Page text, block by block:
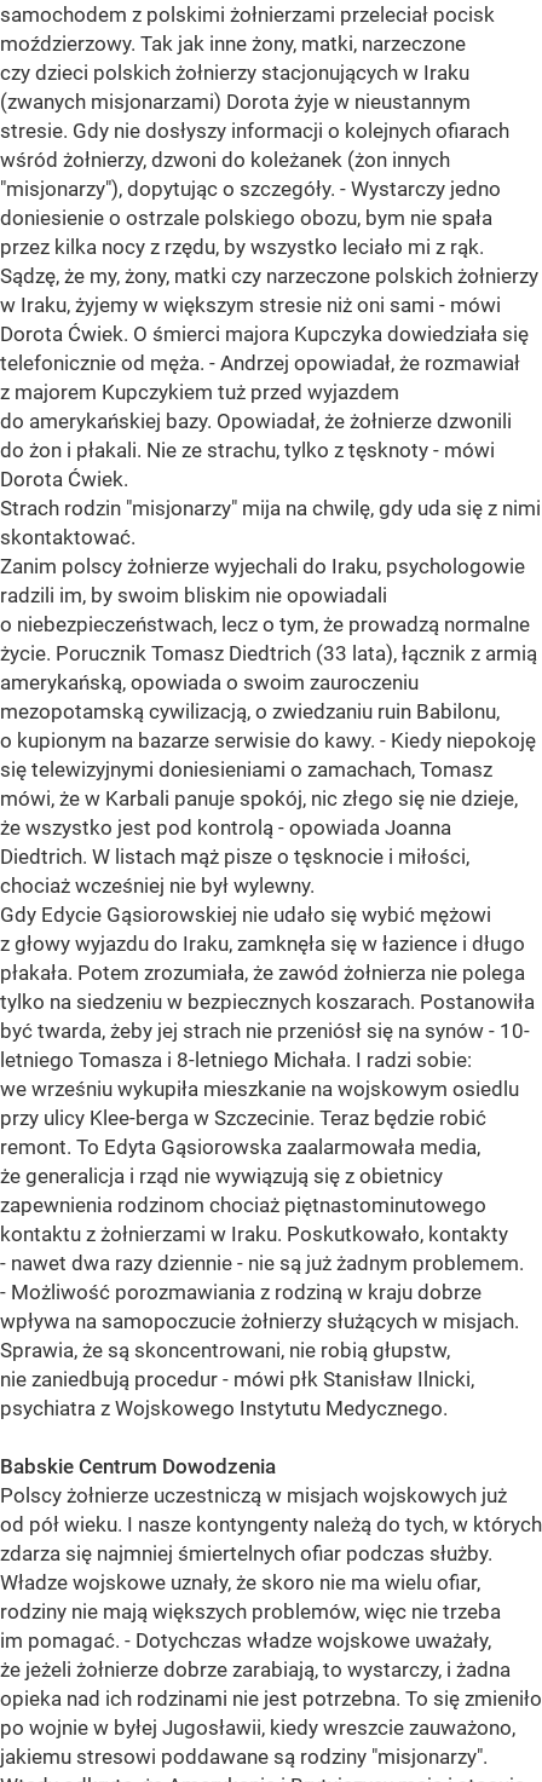
samochodem z polskimi żołnierzami przeleciał pocisk
moździerzowy. Tak jak inne żony, matki, narzeczone
czy dzieci polskich żołnierzy stacjonujących w Iraku
(zwanych misjonarzami) Dorota żyje w nieustannym
stresie. Gdy nie dosłyszy informacji o kolejnych ofiarach
wśród żołnierzy, dzwoni do koleżanek (żon innych
"misjonarzy"), dopytując o szczegóły. - Wystarczy jedno
doniesienie o ostrzale polskiego obozu, bym nie spała
przez kilka nocy z rzędu, by wszystko leciało mi z rąk.
Sądzę, że my, żony, matki czy narzeczone polskich żołnierzy
w Iraku, żyjemy w większym stresie niż oni sami - mówi
Dorota Ćwiek. O śmierci majora Kupczyka dowiedziała się
telefonicznie od męża. - Andrzej opowiadał, że rozmawiał
z majorem Kupczykiem tuż przed wyjazdem
do amerykańskiej bazy. Opowiadał, że żołnierze dzwonili
do żon i płakali. Nie ze strachu, tylko z tęsknoty - mówi
Dorota Ćwiek.
Strach rodzin "misjonarzy" mija na chwilę, gdy uda się z nimi
skontaktować.
Zanim polscy żołnierze wyjechali do Iraku, psychologowie
radzili im, by swoim bliskim nie opowiadali
o niebezpieczeństwach, lecz o tym, że prowadzą normalne
życie. Porucznik Tomasz Diedtrich (33 lata), łącznik z armią
amerykańską, opowiada o swoim zauroczeniu
mezopotamską cywilizacją, o zwiedzaniu ruin Babilonu,
o kupionym na bazarze serwisie do kawy. - Kiedy niepokoję
się telewizyjnymi doniesieniami o zamachach, Tomasz
mówi, że w Karbali panuje spokój, nic złego się nie dzieje,
że wszystko jest pod kontrolą - opowiada Joanna
Diedtrich. W listach mąż pisze o tęsknocie i miłości,
chociaż wcześniej nie był wylewny.
Gdy Edycie Gąsiorowskiej nie udało się wybić mężowi
z głowy wyjazdu do Iraku, zamknęła się w łazience i długo
płakała. Potem zrozumiała, że zawód żołnierza nie polega
tylko na siedzeniu w bezpiecznych koszarach. Postanowiła
być twarda, żeby jej strach nie przeniósł się na synów - 10-
letniego Tomasza i 8-letniego Michała. I radzi sobie:
we wrześniu wykupiła mieszkanie na wojskowym osiedlu
przy ulicy Klee-berga w Szczecinie. Teraz będzie robić
remont. To Edyta Gąsiorowska zaalarmowała media,
że generalicja i rząd nie wywiązują się z obietnicy
zapewnienia rodzinom chociaż piętnastominutowego
kontaktu z żołnierzami w Iraku. Poskutkowało, kontakty
- nawet dwa razy dziennie - nie są już żadnym problemem.
- Możliwość porozmawiania z rodziną w kraju dobrze
wpływa na samopoczucie żołnierzy służących w misjach.
Sprawia, że są skoncentrowani, nie robią głupstw,
nie zaniedbują procedur - mówi płk Stanisław Ilnicki,
psychiatra z Wojskowego Instytutu Medycznego.
Babskie Centrum Dowodzenia
Polscy żołnierze uczestniczą w misjach wojskowych już
od pół wieku. I nasze kontyngenty należą do tych, w których
zdarza się najmniej śmiertelnych ofiar podczas służby.
Władze wojskowe uznały, że skoro nie ma wielu ofiar,
rodziny nie mają większych problemów, więc nie trzeba
im pomagać. - Dotychczas władze wojskowe uważały,
że jeżeli żołnierze dobrze zarabiają, to wystarczy, i żadna
opieka nad ich rodzinami nie jest potrzebna. To się zmieniło
po wojnie w byłej Jugosławii, kiedy wreszcie zauważono,
jakiemu stresowi poddawane są rodziny "misjonarzy".